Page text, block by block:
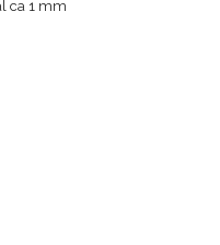
ca 1 mm